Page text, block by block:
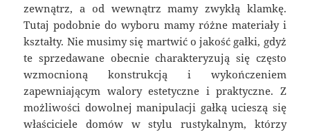
zewnątrz, a od wewnątrz mamy zwykłą klamkę.
Tutaj podobnie do wyboru mamy różne materiały i
kształty. Nie musimy się martwić o jakość gałki, gdyż
te sprzedawane obecnie charakteryzują się często
wzmocnioną konstrukcją i wykończeniem
zapewniającym walory estetyczne i praktyczne. Z
możliwości dowolnej manipulacji gałką ucieszą się
właściciele domów w stylu rustykalnym, którzy